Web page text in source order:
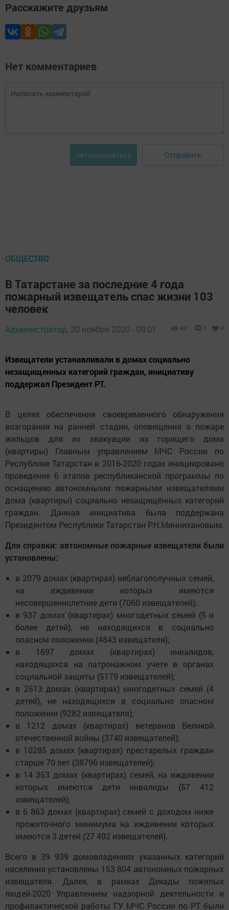
Расскажите друзьям
Нет комментариев
Авторизоваться Отправить
ОБЩЕСТВО
В Татарстане за последние 4 года
пожарный извещатель спас жизни 103
человек
Администратор, 20 ноября 2020 - 09:01 991 0 0
Извещатели устанавливали в домах социально
незащищенных категорий граждан, инициативу
поддержал Президент РТ.
В целях обеспечения своевременного обнаружения
возгорания на ранней стадии, оповещения о пожаре
жильцов для их эвакуации из горящего дома
(квартиры) Главным управлением МЧС России по
Республике Татарстан в 2016-2020 годах инициировано
проведение 6 этапов республиканской программы по
оснащению автономными пожарными извещателями
дома (квартиры) социально незащищённых категорий
граждан. Данная инициатива была поддержана
Президентом Республики Татарстан Р.Н.Миннихановым.
Для справки: автономные пожарные извещатели были
установлены:
в 2079 домах (квартирах) неблагополучных семей,
на иждивении которых имеются
несовершеннолетние дети (7060 извещателей);
в 937 домах (квартирах) многодетных семей (5 и
более детей), не находящихся в социально
опасном положении (4843 извещателя);
в 1697 домах (квартирах) инвалидов,
находящихся на патронажном учете в органах
социальной защиты (5179 извещателей);
в 2513 домах (квартирах) многодетных семей (4
детей), не находящихся в социально опасном
положении (9282 извещателя);
в 1212 домах (квартирах) ветеранов Великой
отечественной войны (3740 извещателей);
в 10285 домах (квартирах) престарелых граждан
старше 70 лет (38796 извещателей);
в 14 353 домах (квартирах) семей, на иждивении
которых имеются дети инвалиды (57 412
извещателей);
в 6 863 домах (квартирах) семей с доходом ниже
прожиточного минимума на иждивении которых
имеются 3 детей (27 492 извещателей).
Всего в 39 939 домовладениях указанных категорий
населения установлены 153 804 автономных пожарных
извещателя. Далее, в рамках Декады пожилых
людей-2020 Управлением надзорной деятельности и
профилактической работы ГУ МЧС России по РТ были